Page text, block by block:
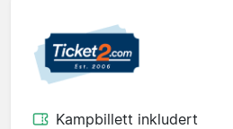
Kampbillett inkludert